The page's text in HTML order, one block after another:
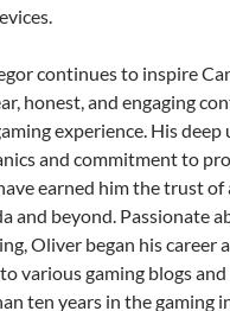
continues to inspire
honest, and engaging
experience. His
and commitment to
earned him the trust of
and beyond. Passionate
Oliver began his career
various gaming blogs
ten years in the gaming